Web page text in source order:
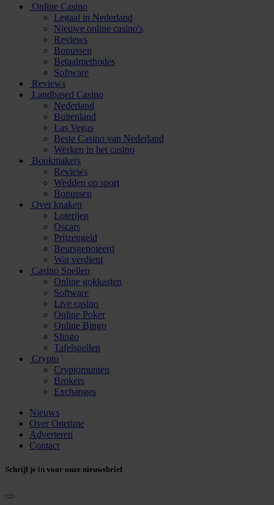
Online Casino
Legaal in Nederland
Nieuwe online casino's
Reviews
Bonussen
Betaalmethodes
Software
Reviews
Landbased Casino
Nederland
Buitenland
Las Vegas
Beste Casino van Nederland
Werken in het casino
Bookmakers
Reviews
Wedden op sport
Bonussen
Over knaken
Loterijen
Oscars
Prijzengeld
Beursgenoteerd
Wat verdient
Casino Spellen
Online gokkasten
Software
Live casino
Online Poker
Online Bingo
Slingo
Tafelspellen
Crypto
Cryptomunten
Brokers
Exchanges
Nieuws
Over Onetime
Adverteren
Contact
Schrijf je in voor onze nieuwsbrief